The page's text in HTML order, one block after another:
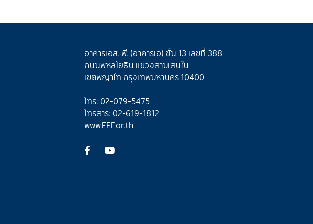
อาคารเอส. พี. (อาคารเอ) ชั้น 13 เลขที่ 388
ถนนพหลโยธิน แขวงสามเสนใน
เขตพญาไท กรุงเทพมหานคร 10400
โทร: 02-079-5475
โทรสาร: 02-619-1812
www.EEF.or.th